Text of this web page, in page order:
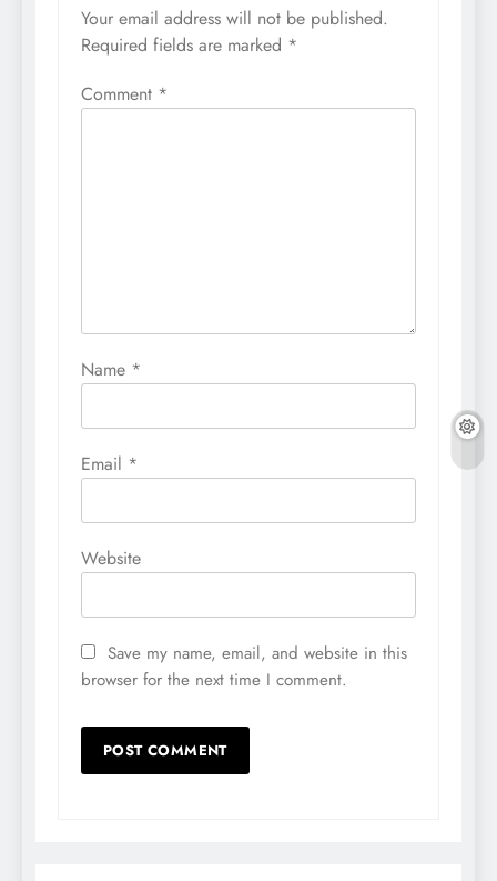
Your email address will not be published.
Required fields are marked *
Comment *
Name *
Email *
Website
Save my name, email, and website in this
browser for the next time I comment.